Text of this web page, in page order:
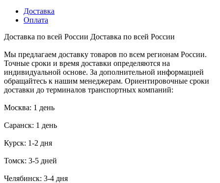
Доставка
Оплата
Доставка по всей России Доставка по всей России
Мы предлагаем доставку товаров по всем регионам России.
Точные сроки и время доставки определяются на
индивидуальной основе. За дополнительной информацией
обращайтесь к нашим менеджерам. Ориентировочные сроки
доставки до терминалов транспортных компаний:
Москва: 1 день
Саранск: 1 день
Курск: 1-2 дня
Томск: 3-5 дней
Челябинск: 3-4 дня